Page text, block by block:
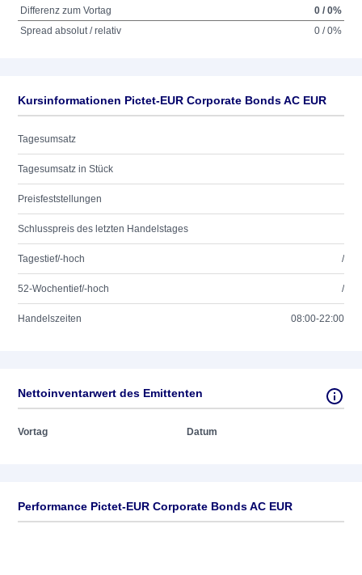
Differenz zum Vortag
0 / 0%
Spread absolut / relativ
0 / 0%
Kursinformationen Pictet-EUR Corporate Bonds AC EUR
Tagesumsatz
Tagesumsatz in Stück
Preisfeststellungen
Schlusspreis des letzten Handelstages
Tagestief/-hoch /
52-Wochentief/-hoch /
Handelszeiten 08:00-22:00
Nettoinventarwert des Emittenten
Vortag Datum
Performance Pictet-EUR Corporate Bonds AC EUR